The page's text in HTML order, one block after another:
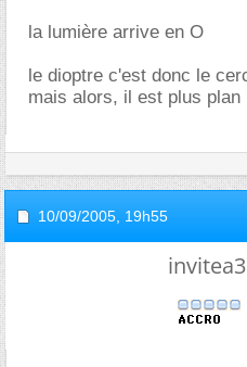
la lumière arrive en O
le dioptre c'est donc le
mais alors, il est plus plan
10/09/2005, 19h55